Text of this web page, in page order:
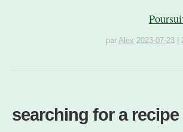
par Alex 2023-07-23
searching for a recipe